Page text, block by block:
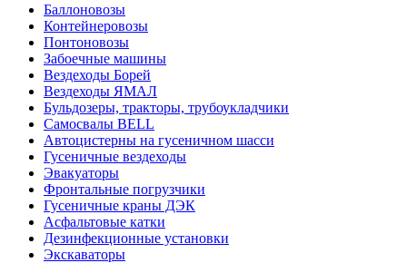
Баллоновозы
Контейнеровозы
Понтоновозы
Забоечные машины
Вездеходы Борей
Вездеходы ЯМАЛ
Бульдозеры, тракторы, трубоукладчики
Самосвалы BELL
Автоцистерны на гусеничном шасси
Гусеничные вездеходы
Эвакуаторы
Фронтальные погрузчики
Гусеничные краны ДЭК
Асфальтовые катки
Дезинфекционные установки
Экскаваторы